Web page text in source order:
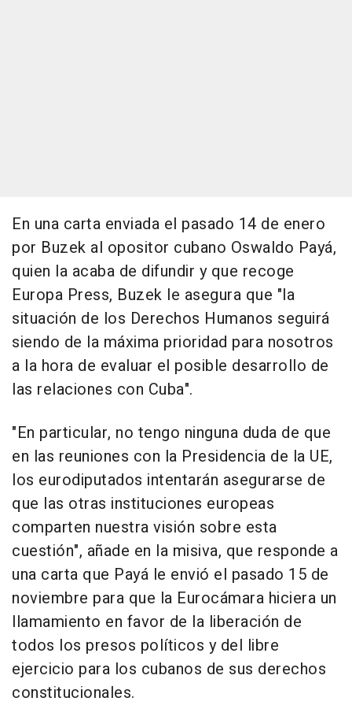
En una carta enviada el pasado 14 de enero
por Buzek al opositor cubano Oswaldo Payá,
quien la acaba de difundir y que recoge
Europa Press, Buzek le asegura que "la
situación de los Derechos Humanos seguirá
siendo de la máxima prioridad para nosotros
a la hora de evaluar el posible desarrollo de
las relaciones con Cuba".
"En particular, no tengo ninguna duda de que
en las reuniones con la Presidencia de la UE,
los eurodiputados intentarán asegurarse de
que las otras instituciones europeas
comparten nuestra visión sobre esta
cuestión", añade en la misiva, que responde a
una carta que Payá le envió el pasado 15 de
noviembre para que la Eurocámara hiciera un
llamamiento en favor de la liberación de
todos los presos políticos y del libre
ejercicio para los cubanos de sus derechos
constitucionales.